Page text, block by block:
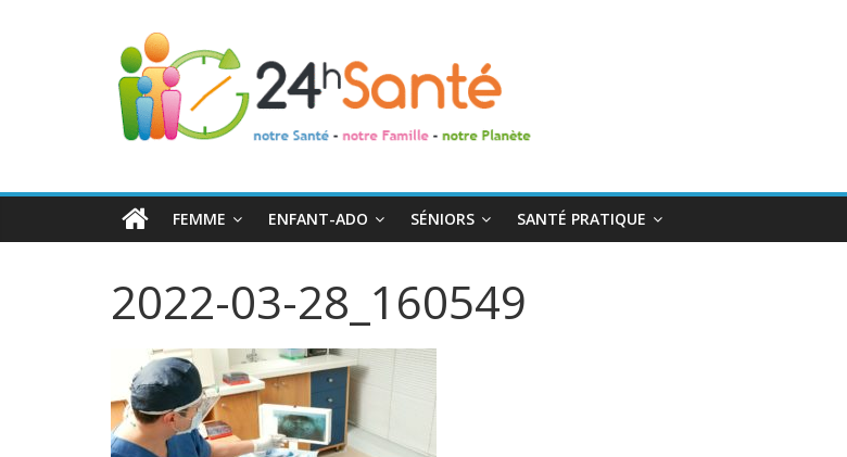
24h
Santé
toute
famille
FEMME ENFANT-ADO SÉNIORS SANTÉ PRATIQUE
2022-03-28_160549